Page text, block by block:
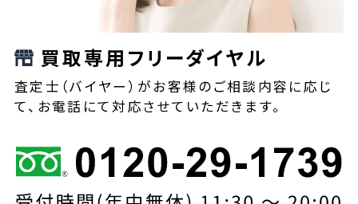
買取専用フリーダイヤル
査定士（バイヤー）がお客様のご相談内容に応じ
て、お電話にて対応させていただきます。